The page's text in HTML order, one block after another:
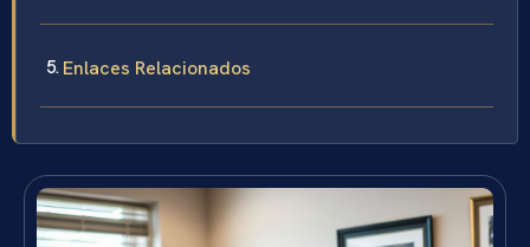
Enlaces Relacionados